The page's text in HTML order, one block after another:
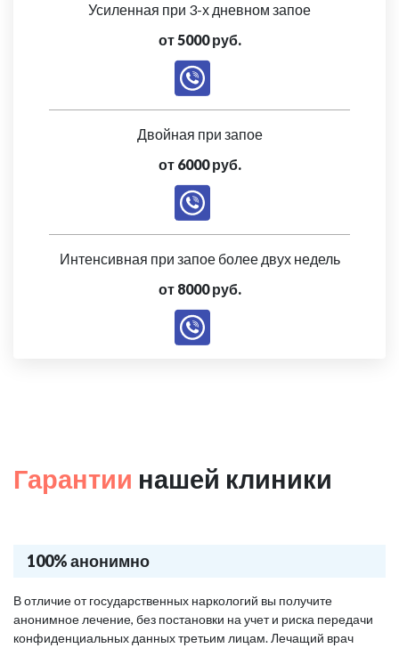
Усиленная при 3-х дневном запое
от 5000 руб.
Двойная при запое
от 6000 руб.
Интенсивная при запое более двух недель
от 8000 руб.
Гарантии нашей клиники
100% анонимно
В отличие от государственных наркологий вы получите
анонимное лечение, без постановки на учет и риска передачи
конфиденциальных данных третьим лицам. Лечащий врач